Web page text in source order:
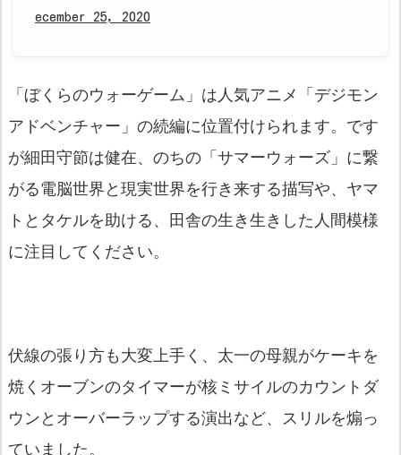
ecember 25, 2020
「ぼくらのウォーゲーム」は人気アニメ「デジモン
アドベンチャー」の続編に位置付けられます。です
が細田守節は健在、のちの「サマーウォーズ」に繋
がる電脳世界と現実世界を行き来する描写や、ヤマ
トとタケルを助ける、田舎の生き生きした人間模様
に注目してください。
伏線の張り方も大変上手く、太一の母親がケーキを
焼くオーブンのタイマーが核ミサイルのカウントダ
ウンとオーバーラップする演出など、スリルを煽っ
ていました。